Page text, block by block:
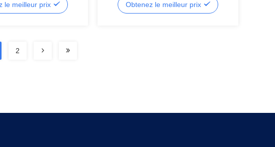
le meilleur prix
Obtenez le meilleur prix
2